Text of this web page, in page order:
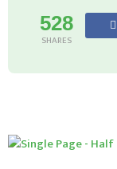
528
SHARES